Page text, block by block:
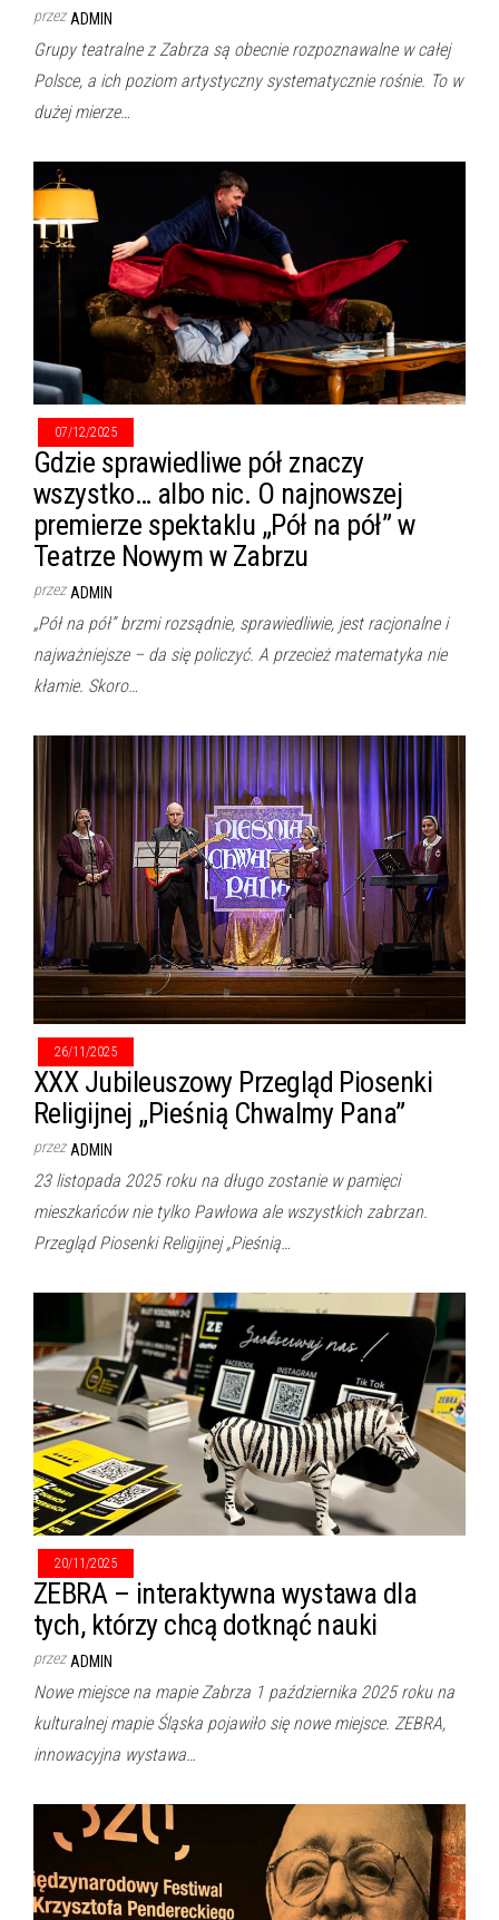
przez ADMIN
Grupy teatralne z Zabrza są obecnie rozpoznawalne w całej
Polsce, a ich poziom artystyczny systematycznie rośnie. To w
dużej mierze…
07/12/2025
Gdzie sprawiedliwe pół znaczy
wszystko… albo nic. O najnowszej
premierze spektaklu „Pół na pół” w
Teatrze Nowym w Zabrzu
przez ADMIN
„Pół na pół” brzmi rozsądnie, sprawiedliwie, jest racjonalne i
najważniejsze – da się policzyć. A przecież matematyka nie
kłamie. Skoro…
26/11/2025
XXX Jubileuszowy Przegląd Piosenki
Religijnej „Pieśnią Chwalmy Pana”
przez ADMIN
23 listopada 2025 roku na długo zostanie w pamięci
mieszkańców nie tylko Pawłowa ale wszystkich zabrzan.
Przegląd Piosenki Religijnej „Pieśnią…
20/11/2025
ZEBRA – interaktywna wystawa dla
tych, którzy chcą dotknąć nauki
przez ADMIN
Nowe miejsce na mapie Zabrza 1 października 2025 roku na
kulturalnej mapie Śląska pojawiło się nowe miejsce. ZEBRA,
innowacyjna wystawa…